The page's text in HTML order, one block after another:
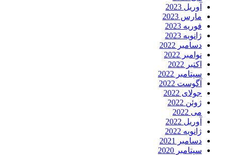
آوریل 2023
مارس 2023
فوریه 2023
ژانویه 2023
دسامبر 2022
نوامبر 2022
اکتبر 2022
سپتامبر 2022
آگوست 2022
جولای 2022
ژوئن 2022
می 2022
آوریل 2022
ژانویه 2022
دسامبر 2021
سپتامبر 2020